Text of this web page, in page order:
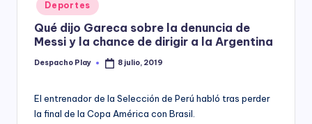
y
in
Deportes
Qué dijo Gareca sobre la denuncia de
Messi y la chance de dirigir a la Argentina
Posted
Despacho Play 8 julio, 2019
El entrenador de la Selección de Perú habló tras perder
la final de la Copa América con Brasil.